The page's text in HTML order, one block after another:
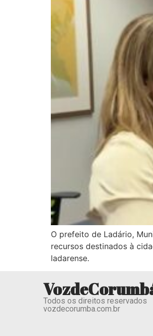
O prefeito de Ladário,
recursos destinados à
ladarense.
Todos os direitos reservados
vozdecorumba.com.br